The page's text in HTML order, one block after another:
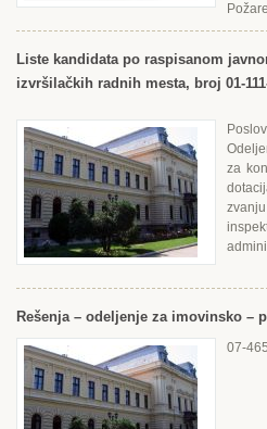
realizaciju...
Liste kandidata po raspisanom
izvršilačkih radnih mesta, broj 01-
za
Rešenja – odeljenje za imovinsko –
07-